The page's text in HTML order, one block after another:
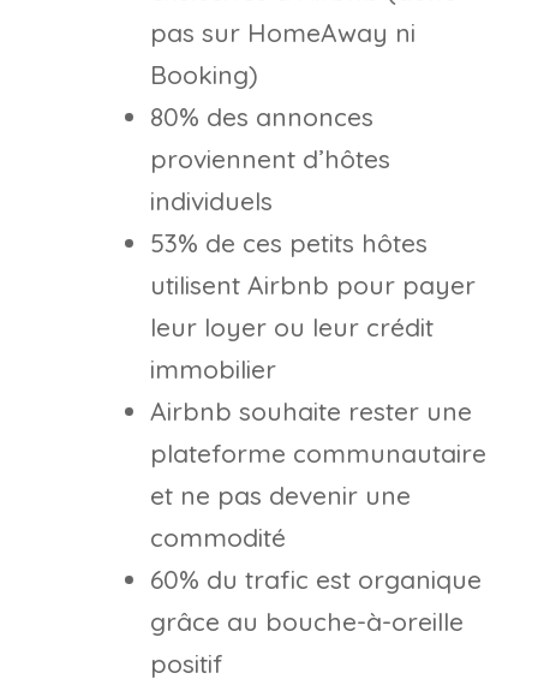
pas sur HomeAway ni
Booking)
80% des annonces
proviennent d’hôtes
individuels
53% de ces petits hôtes
utilisent Airbnb pour payer
leur loyer ou leur crédit
immobilier
Airbnb souhaite rester une
plateforme communautaire
et ne pas devenir une
commodité
60% du trafic est organique
grâce au bouche-à-oreille
positif